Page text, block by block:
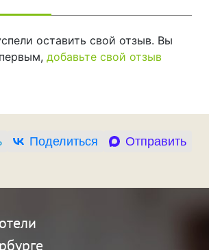
оставить свой отзыв. Вы
добавьте свой отзыв
Поделиться Отправить